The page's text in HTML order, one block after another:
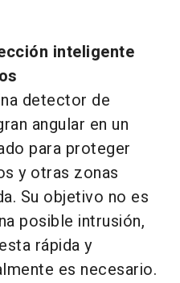
inteligente
detector de
angular en un
para proteger
y otras zonas
Su objetivo no es
posible intrusión,
rápida y
es necesario.